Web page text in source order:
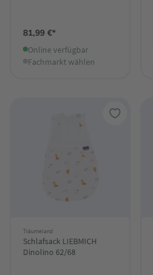
81,99 €*
Online verfügbar
Fachmarkt wählen
Träumeland
Schlafsack LIEBMICH
Dinolino 62/68